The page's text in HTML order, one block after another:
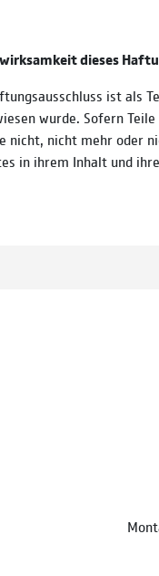
dieses
ist als
wurde. Sofern
nicht, nicht mehr oder
in ihrem Inhalt und